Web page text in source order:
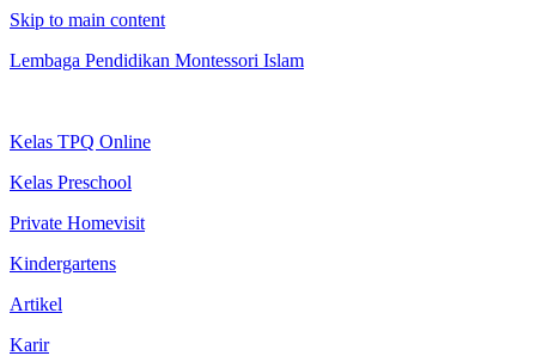
Skip to main content
Lembaga Pendidikan Montessori Islam
Kelas TPQ Online
Kelas Preschool
Private Homevisit
Kindergartens
Artikel
Karir